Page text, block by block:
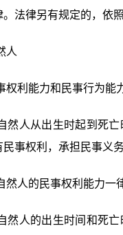
。法律另有规定的，依照
人
利能力和民事行为能
人从出生时起到死亡
事权利，承担民事义务
人的民事权利能力一律
人的出生时间和死亡